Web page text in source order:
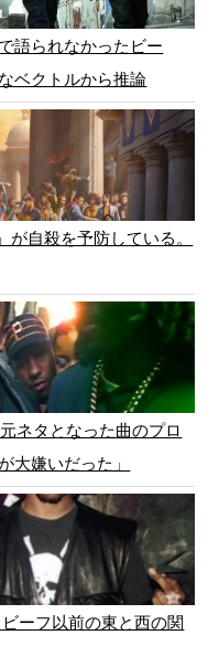
語られなかったビー
ベクトルから推論
自殺を予防している。
ネタとなった曲のプロ
大嫌いだった」
ーフ以前の東と西の関